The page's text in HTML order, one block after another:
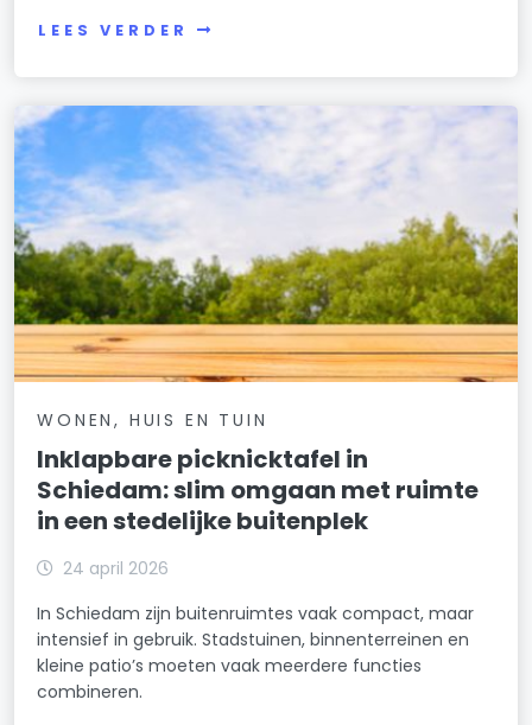
LEES VERDER
WONEN, HUIS EN TUIN
Inklapbare picknicktafel in
Schiedam: slim omgaan met ruimte
in een stedelijke buitenplek
24 april 2026
In Schiedam zijn buitenruimtes vaak compact, maar
intensief in gebruik. Stadstuinen, binnenterreinen en
kleine patio’s moeten vaak meerdere functies
combineren.